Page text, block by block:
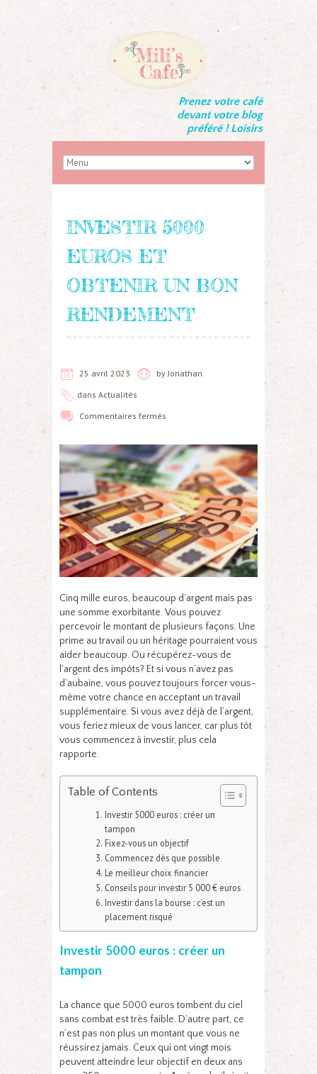
Prenez votre café
devant votre blog
préféré ! Loisirs
INVESTIR 5000
EUROS ET
OBTENIR UN BON
RENDEMENT
25 avril 2023 by Jonathan
dans Actualités
Commentaires fermés
Cinq mille euros, beaucoup d’argent mais pas
une somme exorbitante. Vous pouvez
percevoir le montant de plusieurs façons. Une
prime au travail ou un héritage pourraient vous
aider beaucoup. Ou récupérez-vous de
l’argent des impôts? Et si vous n’avez pas
d’aubaine, vous pouvez toujours forcer vous-
même votre chance en acceptant un travail
supplémentaire. Si vous avez déjà de l’argent,
vous feriez mieux de vous lancer, car plus tôt
vous commencez à investir, plus cela
rapporte.
Table of Contents
Investir 5000 euros : créer un
tampon
Fixez-vous un objectif
Commencez dès que possible
Le meilleur choix financier
Conseils pour investir 5 000 € euros
Investir dans la bourse : c’est un
placement risqué
Investir 5000 euros : créer un
tampon
La chance que 5000 euros tombent du ciel
sans combat est très faible. D’autre part, ce
n’est pas non plus un montant que vous ne
réussirez jamais. Ceux qui ont vingt mois
peuvent atteindre leur objectif en deux ans